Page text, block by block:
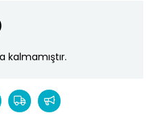
kalmamıştır.